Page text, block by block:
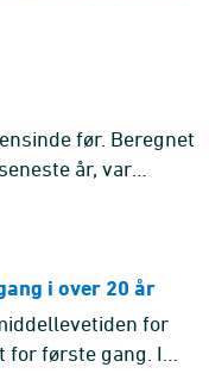
og 0,03 år for
før. Beregnet
år, var
og 82,8 år
i over 20 år
for
for første gang. I